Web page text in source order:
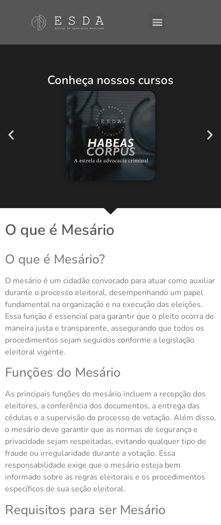
Conheça nossos cursos
O que é Mesário
O que é Mesário?
O mesário é um cidadão convocado para atuar como auxiliar
durante o processo eleitoral, desempenhando um papel
fundamental na organização e na execução das eleições.
Essa função é essencial para garantir que o pleito ocorra de
maneira justa e transparente, assegurando que todos os
procedimentos sejam seguidos conforme a legislação
eleitoral vigente.
Funções do Mesário
As principais funções do mesário incluem a recepção dos
eleitores, a conferência dos documentos, a entrega das
cédulas e a supervisão do processo de votação. Além disso,
o mesário deve garantir que as normas de segurança e
privacidade sejam respeitadas, evitando qualquer tipo de
fraude ou irregularidade durante a votação. Essa
responsabilidade exige que o mesário esteja bem
informado sobre as regras eleitorais e os procedimentos
específicos de sua seção eleitoral.
Requisitos para ser Mesário